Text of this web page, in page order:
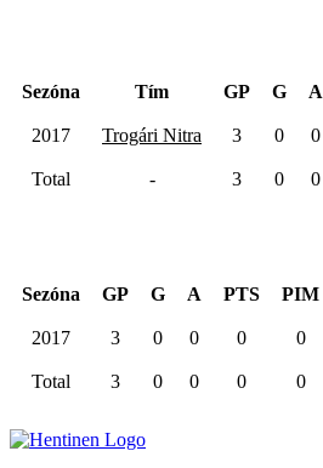
Sezóna Tím GP G A
2017 Trogári Nitra 3 0 0
Total - 3 0 0
Sezóna GP G A PTS PIM
2017 3 0 0 0 0
Total 3 0 0 0 0